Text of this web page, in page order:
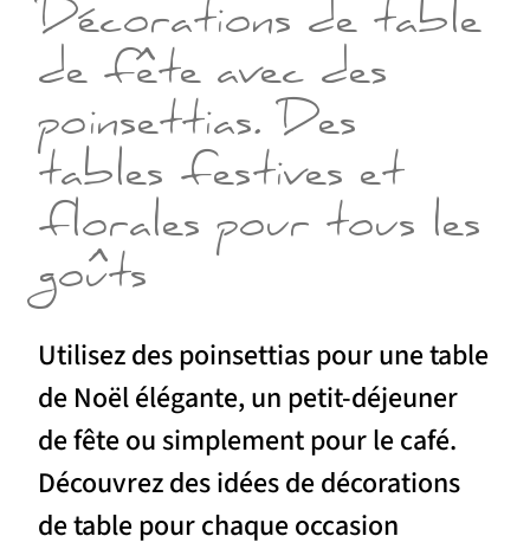
Décorations de table
de fête avec des
poinsettias. Des
tables festives et
florales pour tous les
goûts
Utilisez des poinsettias pour une table
de Noël élégante, un petit-déjeuner
de fête ou simplement pour le café.
Découvrez des idées de décorations
de table pour chaque occasion